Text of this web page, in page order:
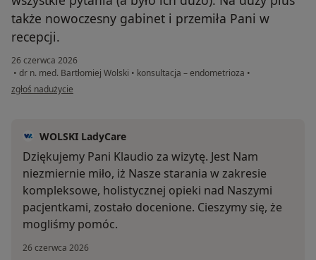
także nowoczesny gabinet i przemiła Pani w
recepcji.
26 czerwca 2026
• dr n. med. Bartłomiej Wolski • konsultacja – endometrioza •
w opinii użytkownika Klaudia T.
zgłoś nadużycie
WOLSKI LadyCare
Dziękujemy Pani Klaudio za wizytę. Jest Nam
niezmiernie miło, iż Nasze starania w zakresie
kompleksowe, holistycznej opieki nad Naszymi
pacjentkami, zostało docenione. Cieszymy się, że
mogliśmy pomóc.
26 czerwca 2026